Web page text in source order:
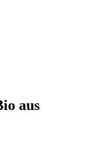
aus